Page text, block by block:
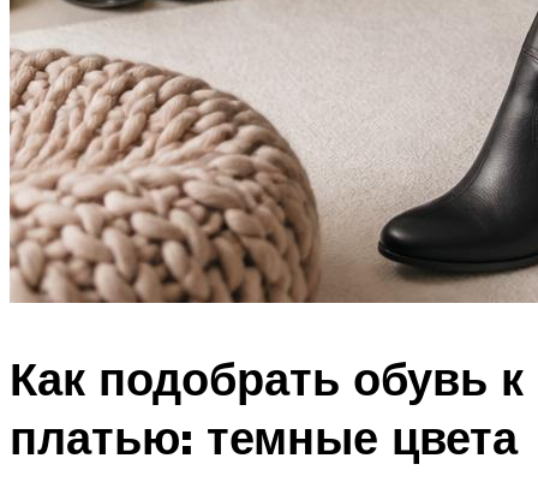
Как подобрать обувь к
платью: темные цвета